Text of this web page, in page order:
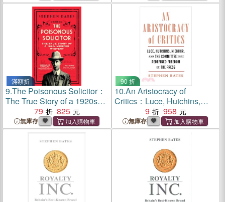
滿額折
9.The Poisonous Solicitor：
The True Story of a 1920s
Murder Mystery
79 825
無庫存
90 折
10.An Aristocracy of
Critics：Luce, Hutchins,
Niebuhr, and the Committee
That Redefined Freedom of
the Press
9 958
無庫存